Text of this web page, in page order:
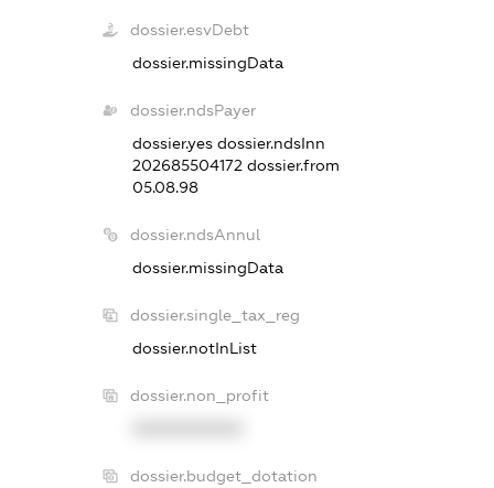
dossier.esvDebt
dossier.missingData
dossier.ndsPayer
dossier.yesdossier.ndsInn
202685504172dossier.from
05.08.98
dossier.ndsAnnul
dossier.missingData
dossier.single_tax_reg
dossier.notInList
dossier.non_profit
dossier.budget_dotation